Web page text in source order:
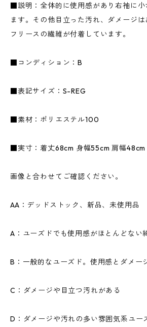
■説明：全体的に使用感があり右袖に小
ます。その他目立った汚れ、ダメージ
フリースの繊維が付着しています。
■コンディション：B
■表記サイズ：S-REG
■素材：ポリエステル100
■実寸：着丈68cm 身幅55cm 肩幅48cm
画像と合わせてご確認ください。
AA：デッドストック、新品、未使用品
A：ユーズドでも使用感がほとんどない
B：一般的なユーズド。使用感とダメー
C：ダメージや目立つ汚れがある
D：ダメージや汚れの多い雰囲気系ユー